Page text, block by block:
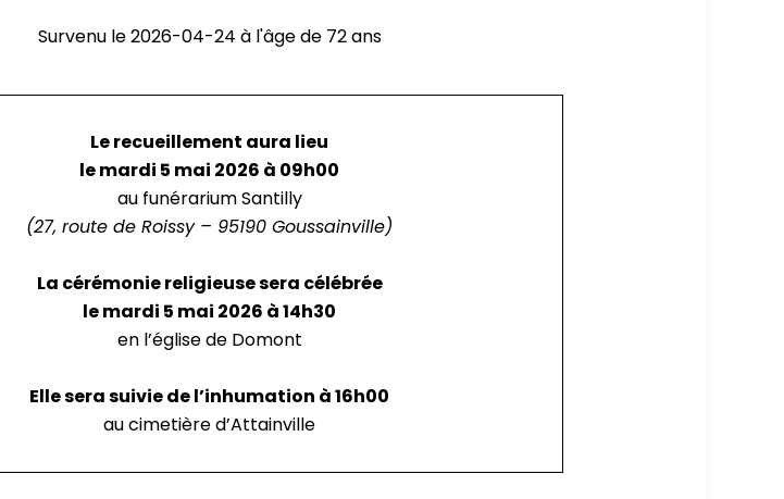
Survenu le2026-04-24 à l'âge de 72 ans
Le recueillement aura lieu
le mardi 5 mai 2026 à 09h00
au funérarium Santilly
(27, route de Roissy – 95190 Goussainville)
La cérémonie religieuse sera célébrée
le mardi 5 mai 2026 à 14h30
en l’église de Domont
Elle sera suivie de l’inhumation à 16h00
au cimetière d’Attainville